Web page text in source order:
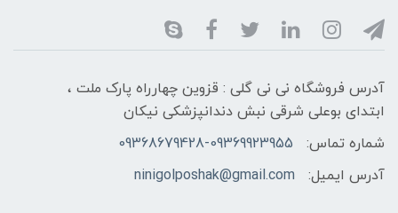
آدرس فروشگاه نی نی گلی : قزوین چهارراه پارک ملت ،
ابتدای بوعلی شرقی نبش دندانپزشکی نیکان
شماره تماس:
09368679428-09369923955
آدرس ایمیل:
ninigolposhak@gmail.com